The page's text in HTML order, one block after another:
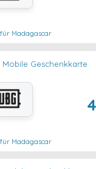
Madagascar
Mobile Geschenkkarte
Madagascar